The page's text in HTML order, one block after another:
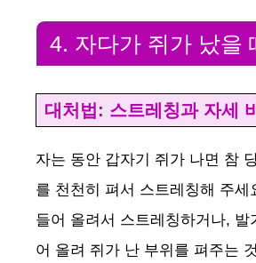
o
4. 자다가 쥐가 났을
대처법: 스트레칭과 자세
자는 동안 갑자기 쥐가 나면 참
를 천천히 펴서 스트레칭해 주세
들어 올려서 스트레칭하거나, 발
어 올려 쥐가 난 부위를 펴주는